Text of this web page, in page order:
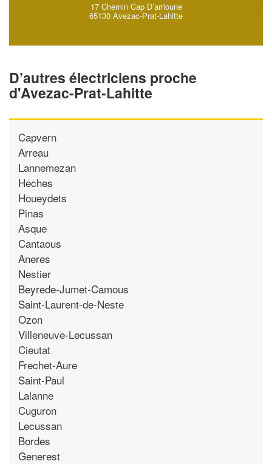
17 Chemin Cap D’arrioune
65130 Avezac-Prat-Lahitte
D’autres électriciens proche
d'Avezac-Prat-Lahitte
Capvern
Arreau
Lannemezan
Heches
Houeydets
Pinas
Asque
Cantaous
Aneres
Nestier
Beyrede-Jumet-Camous
Saint-Laurent-de-Neste
Ozon
Villeneuve-Lecussan
Cieutat
Frechet-Aure
Saint-Paul
Lalanne
Cuguron
Lecussan
Bordes
Generest